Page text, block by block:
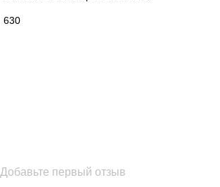
630
Добавьте первый отзыв